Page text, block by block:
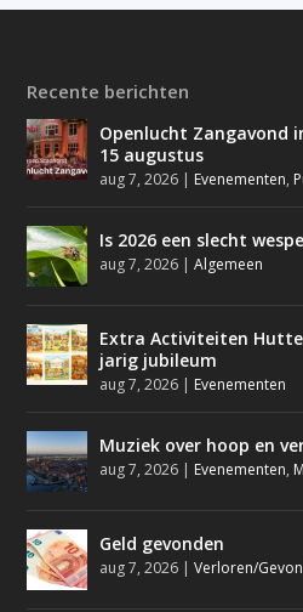
Recente berichten
Openlucht Zangavond
15 augustus
aug 7, 2026 | Evenementen,
Is 2026 een slecht
aug 7, 2026 |Algemeen
Extra Activiteiten
jarig jubileum
aug 7, 2026 | Evenementen
Muziek over hoop en
aug 7, 2026 | Evenementen,
Geld gevonden
aug 7, 2026 |Verloren/